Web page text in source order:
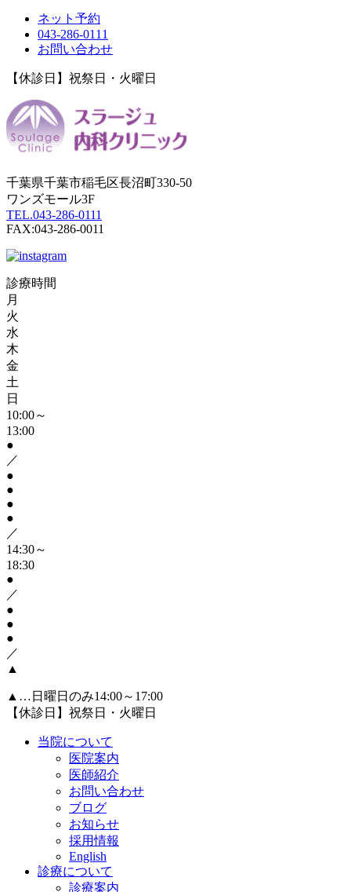
ネット予約
043-286-0111
お問い合わせ
【休診日】祝祭日・火曜日
千葉県千葉市稲毛区長沼町330-50
ワンズモール3F
TEL.043-286-0111
FAX:043-286-0011
診療時間
月
火
水
木
金
土
日
10:00～
13:00
●
／
●
●
●
●
／
14:30～
18:30
●
／
●
●
●
／
▲
▲ …日曜日のみ14:00～17:00
【休診日】祝祭日・火曜日
当院について
医院案内
医師紹介
お問い合わせ
ブログ
お知らせ
採用情報
English
診療について
診療案内